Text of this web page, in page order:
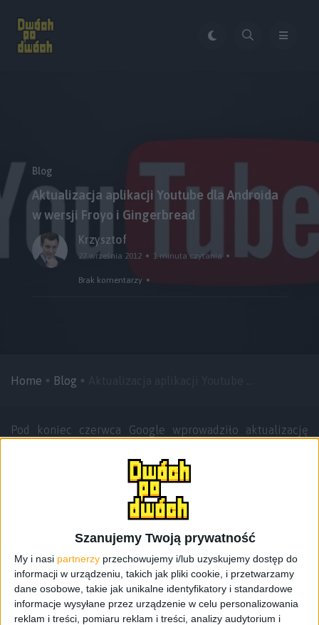
Szanujemy Twoją prywatność
My i nasi partnerzy przechowujemy i/lub uzyskujemy dostęp do
informacji w urządzeniu, takich jak pliki cookie, i przetwarzamy
dane osobowe, takie jak unikalne identyfikatory i standardowe
informacje wysyłane przez urządzenie w celu personalizowania
reklam i treści, pomiaru reklam i treści, analizy audytorium i
Blog
Aktualizacja aplikacji Youtube dla Androida
w wersji Froyo i Gingerbread
Krzysztof
27 września 2012 1 minuta czytania
Brak komentarzy
Home Blog
Pod koniec czerwca Google wprowadziło aktualizację
wyższej, pomijając tym samym wszystkich posiadaczy
smartfonów z wcześniejszymi wersjami systemu. Wczoraj
wszystko wróciło do normy, bo pojawiła się aktualizacja
dla urządzeń z Androidem Froyo (Android 2.2) i
Gingerbread (2.3).
Jedną z najlepszych rzeczy jaką wprowadziła aktualizacja
jest tzw. pre-load materiałów wideo. Użytkownik
korzystający z szybkiej sieci Wi-Fi, może załadować
wybrany film i odtworzyć go później, gdy jest podłączony